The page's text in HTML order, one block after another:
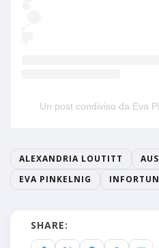
Un post condiviso da Eva
ALEXANDRIA LOUTITT
EVA PINKELNIG
SHARE: